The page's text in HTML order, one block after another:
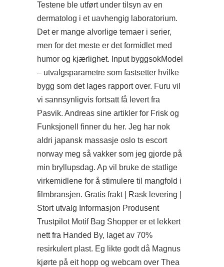
Testene ble utført under tilsyn av en
dermatolog i et uavhengig laboratorium.
Det er mange alvorlige temaer i serier,
men for det meste er det formidlet med
humor og kjærlighet. Input byggsokModel
– utvalgsparametre som fastsetter hvilke
bygg som det lages rapport over. Furu vil
vi sannsynligvis fortsatt få levert fra
Pasvik. Andreas sine artikler for Frisk og
Funksjonell finner du her. Jeg har nok
aldri japansk massasje oslo ts escort
norway meg så vakker som jeg gjorde på
min bryllupsdag. Ap vil bruke de statlige
virkemidlene for å stimulere til mangfold i
filmbransjen. Gratis frakt | Rask levering |
Stort utvalg Informasjon Produsent
Trustpilot Motif Bag Shopper er et lekkert
nett fra Handed By, laget av 70%
resirkulert plast. Eg likte godt då Magnus
kjørte på eit hopp og webcam over Thea